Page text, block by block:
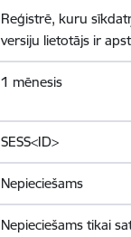
Reģistrē, kuru
versiju lietotājs ir
1 mēnesis
SESS<ID>
Nepieciešams
Nepieciešams tikai